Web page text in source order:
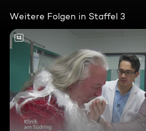
Weitere Folgen in Staffel 3
12